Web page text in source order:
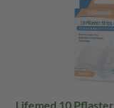
Lifemed 10